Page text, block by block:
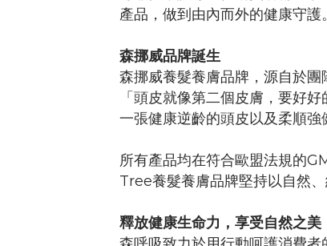
產品，做到由內而外的健康守護。
森挪威品牌誕生
森挪威養髮養膚品牌，源自於
「頭皮就像第二個皮膚，要好
一張健康逆齡的頭皮以及柔順強
所有產品均在符合歐盟法規的
Tree養髮養膚品牌堅持以自然
釋放健康生命力，享受自然之美